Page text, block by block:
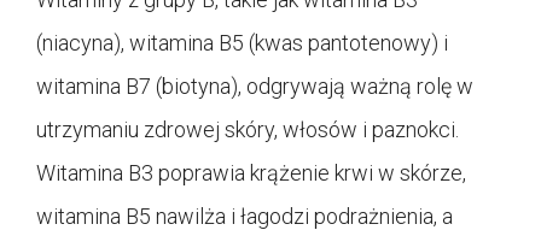
(niacyna), witamina B5 (kwas pantotenowy) i
witamina B7 (biotyna), odgrywają ważną rolę w
utrzymaniu zdrowej skóry, włosów i paznokci.
Witamina B3 poprawia krążenie krwi w skórze,
witamina B5 nawilża i łagodzi podrażnienia, a